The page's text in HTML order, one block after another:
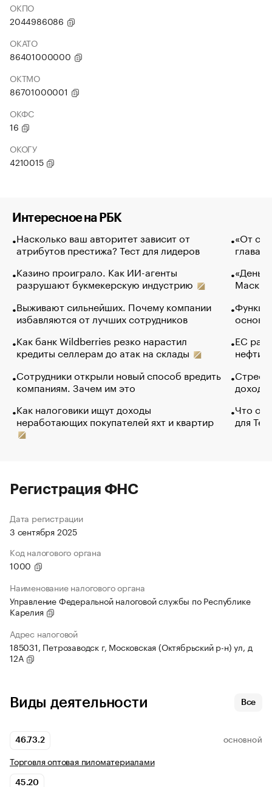
ОКПО
2044986086
ОКАТО
86401000000
ОКТМО
86701000001
ОКФС
16
ОКОГУ
4210015
Интересное на РБК
Насколько ваш авторитет зависит от
атрибутов престижа? Тест для лидеров
Казино проиграло. Как ИИ-агенты
разрушают букмекерскую индустрию
Выживают сильнейших. Почему компании
избавляются от лучших сотрудников
Как банк Wildberries резко нарастил
кредиты селлерам до атак на склады
Сотрудники открыли новый способ вредить
компаниям. Зачем им это
Как налоговики ищут доходы
неработающих покупателей яхт и квартир
«От
глава
Маск в
основ
ЕС
нефти
Что
для
Регистрация ФНС
Дата регистрации
3 сентября 2025
Код налогового органа
1000
Наименование налогового органа
Управление Федеральной налоговой службы по Республике
Карелия
Адрес налоговой
185031, Петрозаводск г, Московская (Октябрьский р-н) ул, д
12А
Виды деятельности Все
46.73.2 ОСНОВНОЙ
Торговля оптовая пиломатериалами
45.20